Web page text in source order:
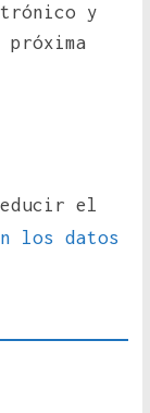
y
el
los datos